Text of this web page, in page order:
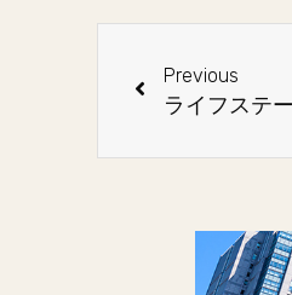
Previous
ライフステ